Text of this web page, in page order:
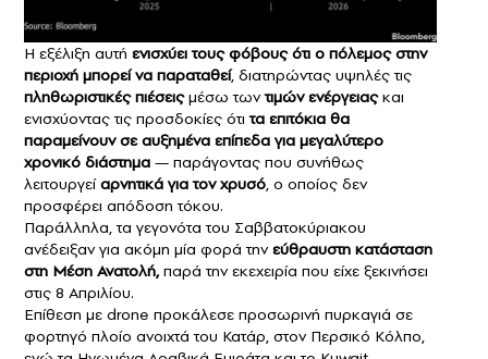
Η εξέλιξη αυτή ενισχύει τους φόβους ότι ο πόλεμος στην
περιοχή μπορεί να παραταθεί, διατηρώντας υψηλές τις
πληθωριστικές πιέσειςμέσω τωντιμών ενέργειαςκαι
ενισχύοντας τις προσδοκίες ότιτα επιτόκια θα
παραμείνουν σε αυξημένα επίπεδα για μεγαλύτερο
χρονικό διάστημα — παράγοντας που συνήθως
λειτουργείαρνητικά για τον χρυσό, ο οποίος δεν
προσφέρει απόδοση τόκου.
Παράλληλα, τα γεγονότα του Σαββατοκύριακου
ανέδειξαν για ακόμη μία φορά τηνεύθραυστη κατάσταση
στη Μέση Ανατολή,παρά την εκεχειρία που είχε ξεκινήσει
στις 8 Απριλίου.
Επίθεση με drone προκάλεσε προσωρινή πυρκαγιά σε
φορτηγό πλοίο ανοιχτά του Κατάρ, στον Περσικό Κόλπο,